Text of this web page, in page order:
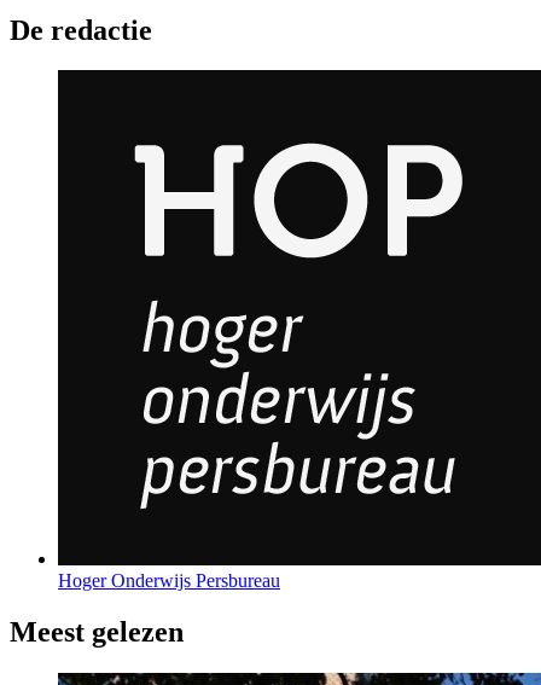
De redactie
Hoger Onderwijs Persbureau
Meest gelezen